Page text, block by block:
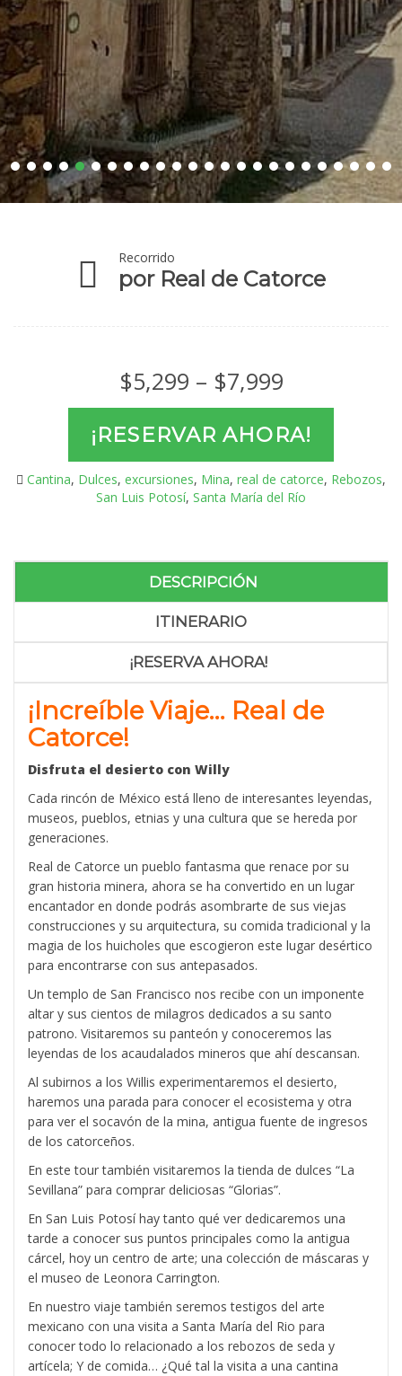
Recorrido
por Real de Catorce
$5,299 – $7,999Price
range:
$5,299
through
¡RESERVAR AHORA!
Cantina, Dulces, excursiones, Mina, real de catorce, Rebozos,
San Luis Potosí, Santa María del Río
DESCRIPCIÓN
ITINERARIO
¡RESERVA AHORA!
¡Increíble Viaje… Real de
Catorce!
Disfruta el desierto con Willy
Cada rincón de México está lleno de interesantes leyendas,
museos, pueblos, etnias y una cultura que se hereda por
generaciones.
Real de Catorce un pueblo fantasma que renace por su
gran historia minera, ahora se ha convertido en un lugar
encantador en donde podrás asombrarte de sus viejas
construcciones y su arquitectura, su comida tradicional y la
magia de los huicholes que escogieron este lugar desértico
para encontrarse con sus antepasados.
Un templo de San Francisco nos recibe con un imponente
altar y sus cientos de milagros dedicados a su santo
patrono. Visitaremos su panteón y conoceremos las
leyendas de los acaudalados mineros que ahí descansan.
Al subirnos a los Willis experimentaremos el desierto,
haremos una parada para conocer el ecosistema y otra
para ver el socavón de la mina, antigua fuente de ingresos
de los catorceños.
En este tour también visitaremos la tienda de dulces “La
Sevillana” para comprar deliciosas “Glorias”.
En San Luis Potosí hay tanto qué ver dedicaremos una
tarde a conocer sus puntos principales como la antigua
cárcel, hoy un centro de arte; una colección de máscaras y
el museo de Leonora Carrington.
En nuestro viaje también seremos testigos del arte
mexicano con una visita a Santa María del Rio para
conocer todo lo relacionado a los rebozos de seda y
artícela; Y de comida… ¿Qué tal la visita a una cantina